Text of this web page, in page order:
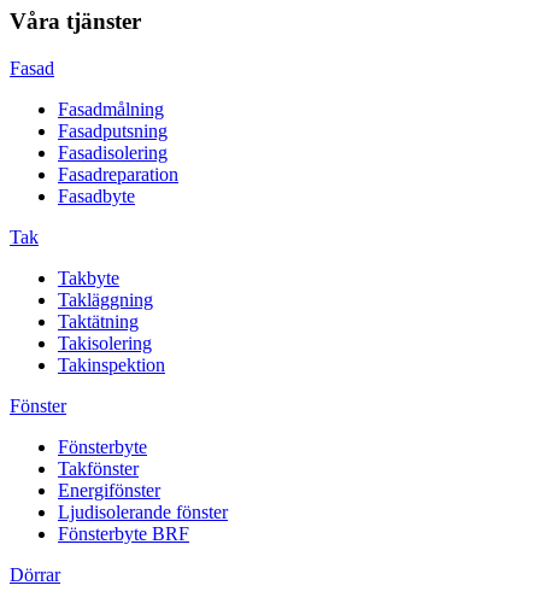
Våra tjänster
Fasad
Fasadmålning
Fasadputsning
Fasadisolering
Fasadreparation
Fasadbyte
Tak
Takbyte
Takläggning
Taktätning
Takisolering
Takinspektion
Fönster
Fönsterbyte
Takfönster
Energifönster
Ljudisolerande fönster
Fönsterbyte BRF
Dörrar